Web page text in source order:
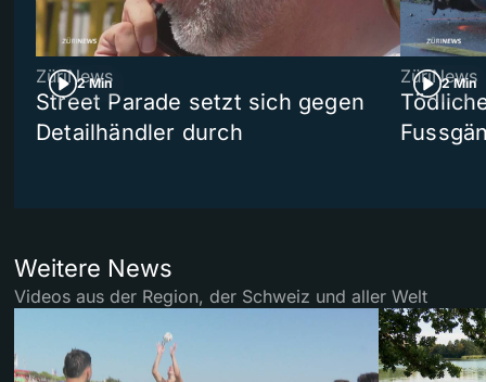
2 Min
ZüriNews
Street Parade setzt sich gegen
Detailhändler durch
2 Min
ZüriNews
Weitere News
Videos aus der Region, der Schweiz und aller Welt